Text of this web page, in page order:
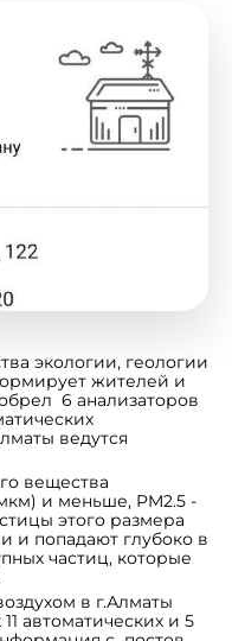
экологии, геологии
жителей и
6 анализаторов
ведутся
вещества
и меньше, PM2.5 -
этого размера
и попадают глубоко в
частиц, которые
в г.Алматы
автоматических и 5